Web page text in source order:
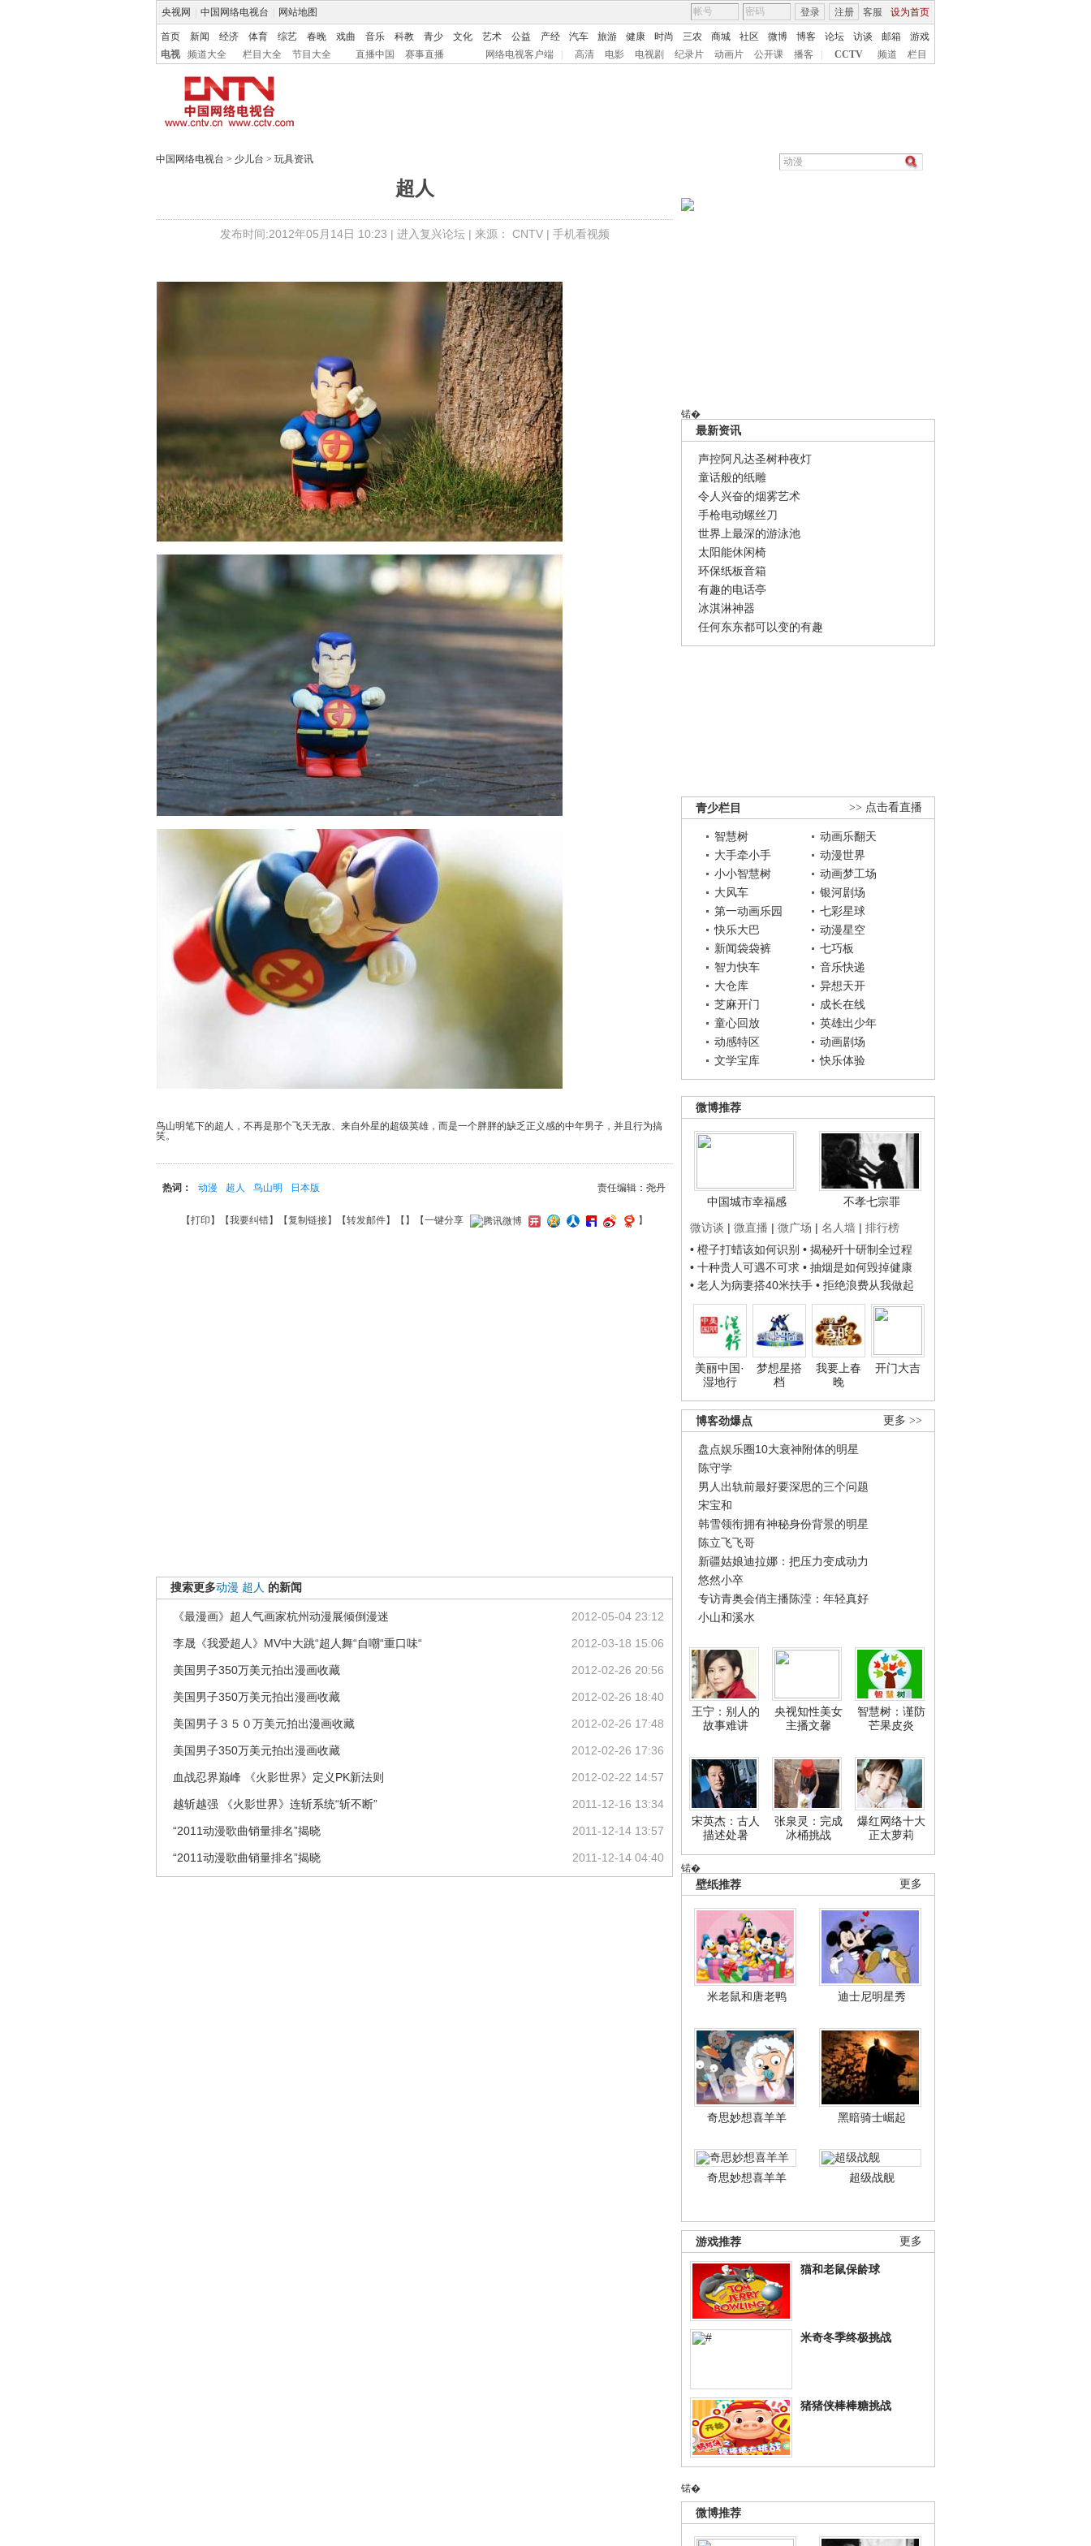
央视网 中国网络电视台 网站地图 客服 设为首页
登录 注册
首页 新闻 经济 体育 综艺 春晚 戏曲 音乐 科教 青少 文化 艺术 公益 产经 汽车 旅游 健康 时尚 三农 商城 社区 微博 博客 论坛 访谈 邮箱
游戏
电视
频道大全 栏目大全 节目大全 直播中国 赛事直播 网络电视客户端 高清 电影 电视剧 纪录片 动画片 公开课 播客 CCTV 频道 栏目
中国网络电视台 > 少儿台 > 玩具资讯
锘�
最新资讯
声控阿凡达圣树种夜灯
童话般的纸雕
令人兴奋的烟雾艺术
手枪电动螺丝刀
世界上最深的游泳池
太阳能休闲椅
环保纸板音箱
有趣的电话亭
冰淇淋神器
任何东东都可以变的有趣
>> 点击看直播
青少栏目
智慧树
动画乐翻天
大手牵小手
动漫世界
小小智慧树
动画梦工场
大风车
银河剧场
第一动画乐园
七彩星球
快乐大巴
动漫星空
新闻袋袋裤
七巧板
智力快车
音乐快递
大仓库
异想天开
芝麻开门
成长在线
童心回放
英雄出少年
动感特区
动画剧场
文学宝库
快乐体验
微博推荐
中国城市幸福感
不孝七宗罪
微访谈 | 微直播 | 微广场 | 名人墙 | 排行榜
• 橙子打蜡该如何识别 • 揭秘歼十研制全过程
• 十种贵人可遇不可求 • 抽烟是如何毁掉健康
• 老人为病妻搭40米扶手 • 拒绝浪费从我做起
美丽中国·
湿地行
梦想星搭
档
我要上春
晚
开门大吉
更多 >>
博客劲爆点
盘点娱乐圈10大衰神附体的明星
陈守学
男人出轨前最好要深思的三个问题
宋宝和
韩雪领衔拥有神秘身份背景的明星
陈立飞飞哥
新疆姑娘迪拉娜：把压力变成动力
悠然小卒
专访青奥会俏主播陈滢：年轻真好
小山和溪水
王宁：别人的
故事难讲
央视知性美女
主播文馨
智慧树：谨防
芒果皮炎
宋英杰：古人
描述处暑
张泉灵：完成
冰桶挑战
爆红网络十大
正太萝莉
锘�
更多
壁纸推荐
米老鼠和唐老鸭 迪士尼明星秀
奇思妙想喜羊羊 黑暗骑士崛起
奇思妙想喜羊羊 超级战舰
更多
游戏推荐
猫和老鼠保龄球
米奇冬季终极挑战
猪猪侠棒棒糖挑战
锘�
微博推荐
超人
发布时间:2012年05月14日 10:23 | 进入复兴论坛| 来源： CNTV| 手机看视频
鸟山明笔下的超人，不再是那个飞天无敌、来自外星的超级英雄，而是一个胖胖的缺乏正义感的中年男子，并且行为搞
笑。
责任编辑：尧丹
热词： 动漫 超人 鸟山明 日本版
【打印 】【我要纠错】【复制链接】【转发邮件】【 】 【一键分享 】
搜索更多动漫 超人 的新闻
2012-05-04 23:12
《最漫画》超人气画家杭州动漫展倾倒漫迷
2012-03-18 15:06
李晟《我爱超人》MV中大跳“超人舞“自嘲“重口味“
2012-02-26 20:56
美国男子350万美元拍出漫画收藏
2012-02-26 18:40
美国男子350万美元拍出漫画收藏
2012-02-26 17:48
美国男子３５０万美元拍出漫画收藏
2012-02-26 17:36
美国男子350万美元拍出漫画收藏
2012-02-22 14:57
血战忍界巅峰 《火影世界》定义PK新法则
2011-12-16 13:34
越斩越强 《火影世界》连斩系统“斩不断”
2011-12-14 13:57
“2011动漫歌曲销量排名”揭晓
2011-12-14 04:40
“2011动漫歌曲销量排名”揭晓